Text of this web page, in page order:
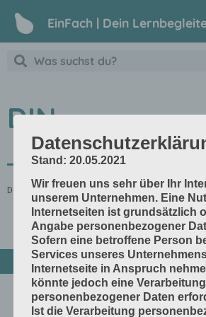
EinFach | Dein
DIN
Deutsche Industrie Norm
Stand: 20.05.2021
Wir freuen uns sehr über Ihr
unserem Unternehmen. Eine
Internetseiten ist grundsätzlich
Angabe personenbezogener
Sofern eine betroffene Person
Services unseres
Internetseite in Anspruch
könnte jedoch eine Verarbeitung
personenbezogener Daten
Ist die Verarbeitung